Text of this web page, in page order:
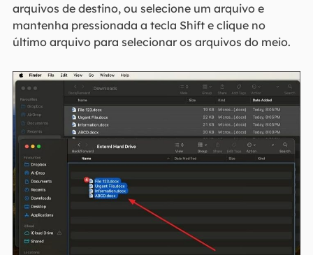
arquivos de destino, ou selecione um arquivo e
mantenha pressionada a tecla Shift e clique no
último arquivo para selecionar os arquivos do meio.